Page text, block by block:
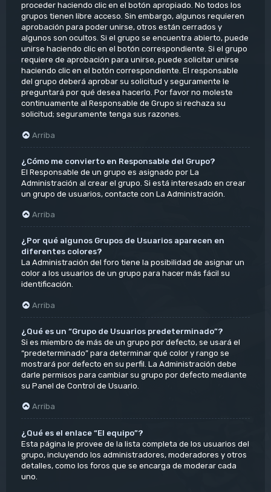
proceder haciendo clic en el botón apropiado. No todos los
grupos tienen libre acceso. Sin embargo, algunos requieren
aprobación para poder unirse, otros están cerrados y
algunos son ocultos. Si el grupo se encuentra abierto, puede
unirse haciendo clic en el botón correspondiente. Si el grupo
requiere de aprobación para unirse, puede solicitar unirse
haciendo clic en el botón correspondiente. El responsable
del grupo deberá aprobar su solicitud y seguramente le
preguntará por qué desea hacerlo. Por favor no moleste
continuamente al Responsable de Grupo si rechaza su
solicitud; seguramente tenga sus razones.
Arriba
¿Cómo me convierto en Responsable del Grupo?
El Responsable de un grupo es asignado por La
Administración al crear el grupo. Si está interesado en crear
un grupo de usuarios, contacte con La Administración.
Arriba
¿Por qué algunos Grupos de Usuarios aparecen en
diferentes colores?
La Administración del foro tiene la posibilidad de asignar un
color a los usuarios de un grupo para hacer más fácil su
identificación.
Arriba
¿Qué es un “Grupo de Usuarios predeterminado”?
Si es miembro de más de un grupo por defecto, se usará el
“predeterminado” para determinar qué color y rango se
mostrará por defecto en su perfil. La Administración debe
darle permisos para cambiar su grupo por defecto mediante
su Panel de Control de Usuario.
Arriba
¿Qué es el enlace “El equipo”?
Esta página le provee de la lista completa de los usuarios del
grupo, incluyendo los administradores, moderadores y otros
detalles, como los foros que se encarga de moderar cada
uno.